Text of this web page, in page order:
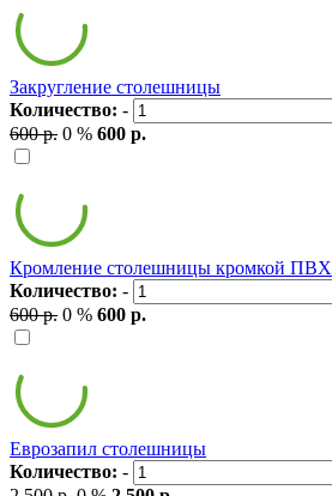
Закругление столешницы
Количество: -
600 р. 0 % 600 р.
Кромление столешницы кромкой ПВХ
Количество: -
600 р. 0 % 600 р.
Еврозапил столешницы
Количество: -